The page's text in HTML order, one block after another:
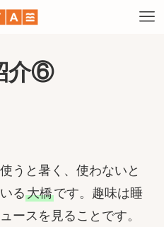
介⑥
うと暑く、使わないと
る大橋です。趣味は睡
ースを見ることです。